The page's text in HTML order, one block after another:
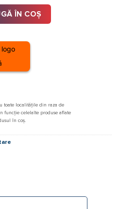
fix si para mobila FERRO
ÎN COȘ
toate localitățile din raza de
funcție celelalte produse aflate
în coș.